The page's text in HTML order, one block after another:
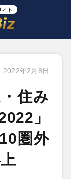
2022年2月8日
住み
」
圏外